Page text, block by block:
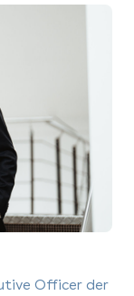
Officer der